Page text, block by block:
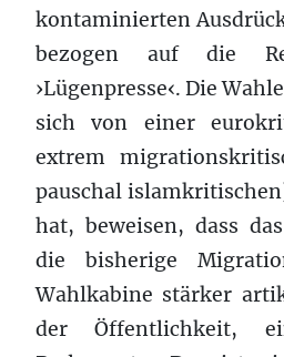
kontaminierten
bezogen auf die
›Lügenpresse‹. Die
sich von einer
extrem
pauschal
hat, beweisen, dass
die bisherige
Wahlkabine stärker
der Öffentlichkeit,